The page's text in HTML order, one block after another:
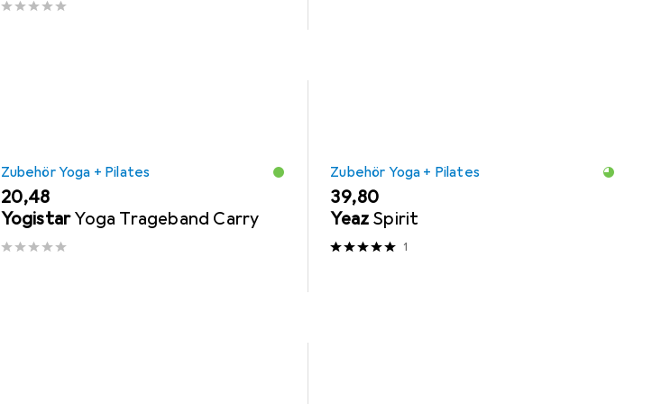
Zubehör Yoga + Pilates
EUR
20,48
YogistarYoga Trageband Carry
Zubehör Yoga + Pilates
EUR
39,80
Yeaz Spirit
1